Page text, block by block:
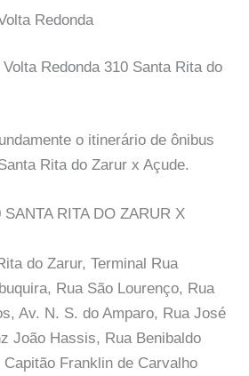
Redonda
Redonda 310 Santa Rita do
o itinerário de ônibus
Rita do Zarur x Açude.
RITA DO ZARUR X
do Zarur, Terminal Rua
Rua São Lourenço, Rua
Av. N. S. do Amparo, Rua José
João Hassis, Rua Benibaldo
Franklin de Carvalho